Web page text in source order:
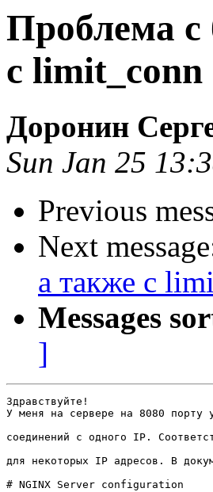
Проблема с
с limit_conn
Доронин
Sun Jan 25
Previous
Next
а также с
Messages
]
Здравствуйте!
У меня на сервере на 8080 порту
соединений с одного IP.
для некоторых IP адресов. В
# NGINX Server configuration